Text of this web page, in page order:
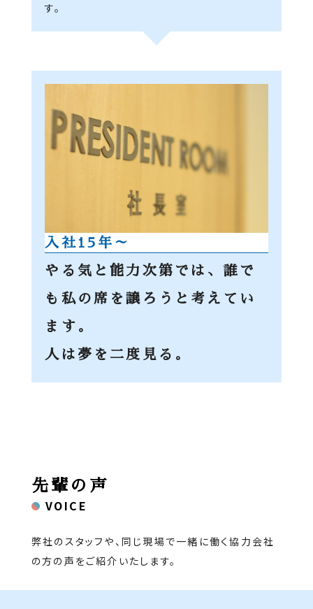
す。
入社15年～
やる気と能力次第では、誰で
も私の席を譲ろうと考えてい
ます。
人は夢を二度見る。
VOICE
先輩の声
弊社のスタッフや、同じ現場で一緒に働く協力会社
の方の声をご紹介いたします。